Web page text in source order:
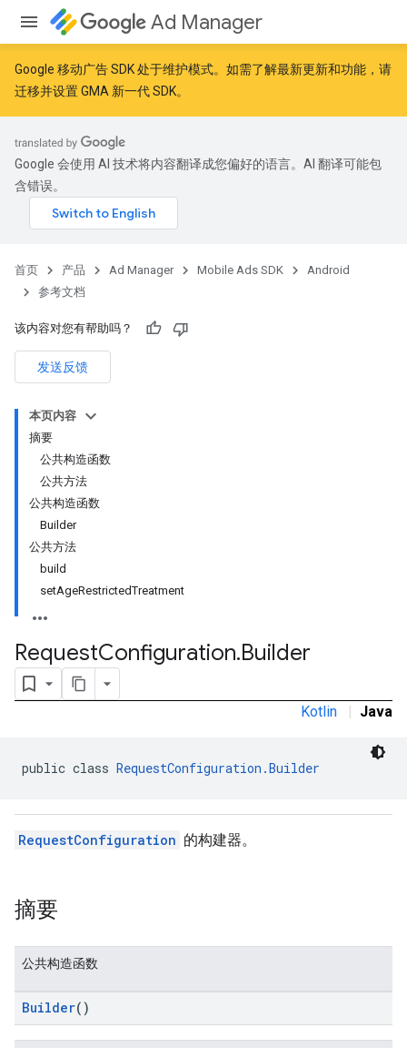
Ad Manager
Google 移动广告 SDK 处于维护模式。如需了解最新更新和功能，请
迁移并设置 GMA 新一代 SDK。
Google 会使用 AI 技术将内容翻译成您偏好的语言。AI 翻译可能包
含错误。
首页 产品 Ad Manager Mobile Ads SDK
Android
参考文档
该内容对您有帮助吗？
发送反馈
本页内容
摘要
公共构造函数
公共方法
公共构造函数
Builder
公共方法
build
setAgeRestrictedTreatment
RequestConfiguration.Builder
Kotlin | Java
public class RequestConfiguration.Builder
RequestConfiguration 的构建器。
摘要
公共构造函数
Builder()